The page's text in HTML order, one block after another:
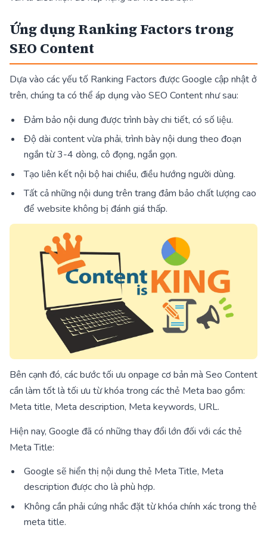
Ứng dụng Ranking Factors trong
SEO Content
Dựa vào các yếu tố Ranking Factors được Google cập nhật ở
trên, chúng ta có thể áp dụng vào SEO Content như sau:
Đảm bảo nội dung được trình bày chi tiết, có số liệu.
Độ dài content vừa phải, trình bày nội dung theo đoạn
ngắn từ 3-4 dòng, cô đọng, ngắn gọn.
Tạo liên kết nội bộ hai chiều, điều hướng người dùng.
Tất cả những nội dung trên trang đảm bảo chất lượng cao
để website không bị đánh giá thấp.
Bên cạnh đó, các bước tối ưu onpage cơ bản mà Seo Content
cần làm tốt là tối ưu từ khóa trong các thẻ Meta bao gồm:
Meta title, Meta description, Meta keywords, URL.
Hiện nay, Google đã có những thay đổi lớn đối với các thẻ
Meta Title:
Google sẽ hiển thị nội dung thẻ Meta Title, Meta
description được cho là phù hợp.
Không cần phải cứng nhắc đặt từ khóa chính xác trong thẻ
meta title.